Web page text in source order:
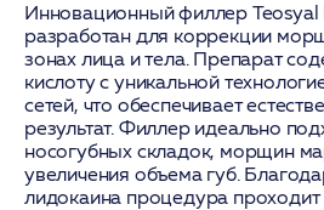
Инновационный филлер Teosyal
разработан для коррекции
зонах лица и тела. Препарат
кислоту с уникальной
сетей, что обеспечивает
результат. Филлер идеально
носогубных складок, морщин
увеличения объема губ.
лидокаина процедура